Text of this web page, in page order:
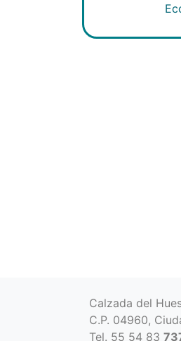
Calzada del
C.P. 04960,
Tel. 55 54 83